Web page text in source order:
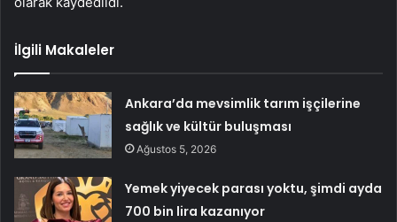
İlgili Makaleler
Ankara’da mevsimlik tarım işçilerine
sağlık ve kültür buluşması
Ağustos 5, 2026
Yemek yiyecek parası yoktu, şimdi ayda
700 bin lira kazanıyor